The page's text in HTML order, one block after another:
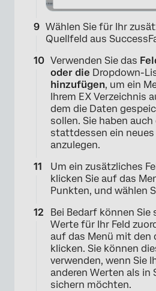
Wählen Sie für Ihr
Quellfeld aus
Verwenden Sie das
oder die Dropdown-
hinzufügen, um ein
Ihrem EX Verzeichnis
dem die Daten
sollen. Sie haben
stattdessen ein
anzulegen.
Um ein zusätzliches
klicken Sie auf das
Punkten, und wählen
Bei Bedarf können Sie
Werte für Ihr Feld
auf das Menü mit den
klicken. Sie können
verwenden, wenn Sie
anderen Werten als in
sichern möchten.